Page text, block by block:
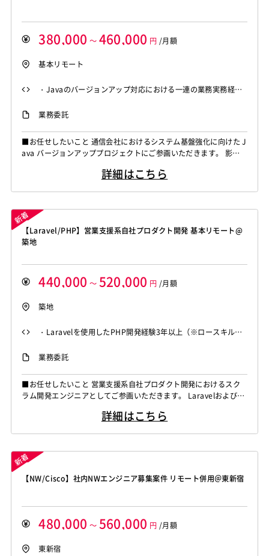
380,000 ～ 460,000 円 /月額
基本リモート
・Javaのバージョンアップ対応における一連の業務実務経験
修・テスト）の実務経験 ・Springフレームワークを用いた開
発経験
業務委託
■お任せしたいこと 通信会社におけるシステム基盤強化に向けた J
ava バージョンアッププロジェクトにご参画いただきます。 影響
テスト実行、本番リリース作業までの一連の対応をご担当いただき
コードの...
詳細はこちら
【Laravel/PHP】営業支援系自社プロダクト開発 基本リモート@
築地
440,000 ～ 520,000 円 /月額
築地
・Laravelを使用したPHP開発経験3年以上（※ロースキル・
経験 ・基本設計〜製造〜テストまで一貫して携わった経験、
または直近でのスクラム開発経験 ・大量データ（目安：100
万件以上）の取扱経験 ・Gitでのソース管理経験 ・テストコー
業務委託
■お任せしたいこと 営業支援系自社プロダクト開発におけるスク
ラム開発エンジニアとしてご参画いただきます。 LaravelおよびGo
Code等のAIツールを活用した開発、大量データの取り扱い、パフ
詳細はこちら
【NW/Cisco】社内NWエンジニア募集案件 リモート併用＠東新宿
480,000 ～ 560,000 円 /月額
東新宿